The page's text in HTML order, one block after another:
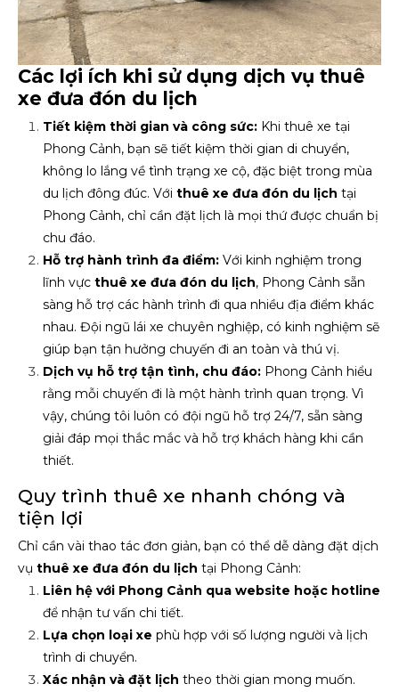
Các lợi ích khi sử dụng dịch vụ thuê
xe đưa đón du lịch
Tiết kiệm thời gian và công sức: Khi thuê xe tại
Phong Cảnh, bạn sẽ tiết kiệm thời gian di chuyển,
không lo lắng về tình trạng xe cộ, đặc biệt trong mùa
du lịch đông đúc. Với thuê xe đưa đón du lịch tại
Phong Cảnh, chỉ cần đặt lịch là mọi thứ được chuẩn bị
chu đáo.
Hỗ trợ hành trình đa điểm: Với kinh nghiệm trong
lĩnh vực thuê xe đưa đón du lịch, Phong Cảnh sẵn
sàng hỗ trợ các hành trình đi qua nhiều địa điểm khác
nhau. Đội ngũ lái xe chuyên nghiệp, có kinh nghiệm sẽ
giúp bạn tận hưởng chuyến đi an toàn và thú vị.
Dịch vụ hỗ trợ tận tình, chu đáo: Phong Cảnh hiểu
rằng mỗi chuyến đi là một hành trình quan trọng. Vì
vậy, chúng tôi luôn có đội ngũ hỗ trợ 24/7, sẵn sàng
giải đáp mọi thắc mắc và hỗ trợ khách hàng khi cần
thiết.
Quy trình thuê xe nhanh chóng và
tiện lợi
Chỉ cần vài thao tác đơn giản, bạn có thể dễ dàng đặt dịch
vụ thuê xe đưa đón du lịch tại Phong Cảnh:
Liên hệ với Phong Cảnh qua website hoặc hotline
để nhận tư vấn chi tiết.
Lựa chọn loại xe phù hợp với số lượng người và lịch
trình di chuyển.
Xác nhận và đặt lịch theo thời gian mong muốn.